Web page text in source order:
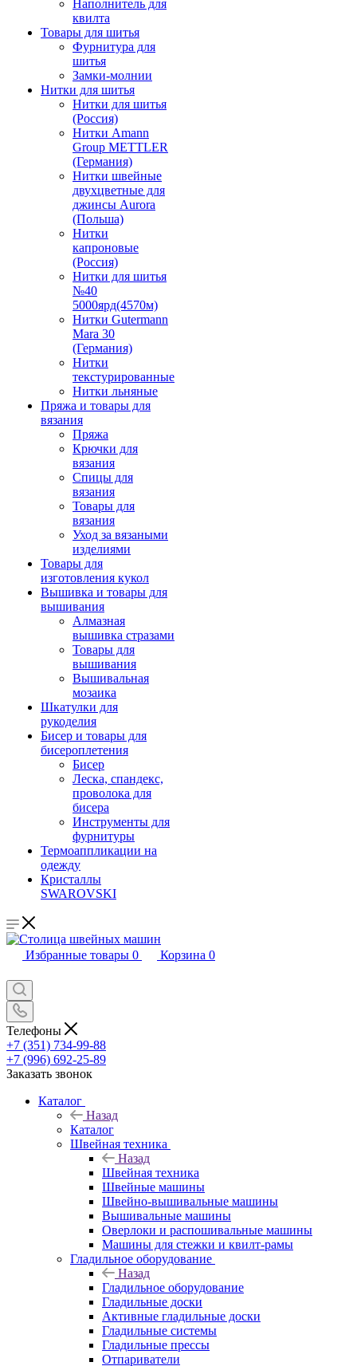
Наполнитель для
квилта
Товары для шитья
Фурнитура для
шитья
Замки-молнии
Нитки для шитья
Нитки для шитья
(Россия)
Нитки Amann
Group METTLER
(Германия)
Нитки швейные
двухцветные для
джинсы Aurora
(Польша)
Нитки
капроновые
(Россия)
Нитки для шитья
№40
5000ярд(4570м)
Нитки Gutermann
Mara 30
(Германия)
Нитки
текстурированные
Нитки льняные
Пряжа и товары для
вязания
Пряжа
Крючки для
вязания
Спицы для
вязания
Товары для
вязания
Уход за вязаными
изделиями
Товары для
изготовления кукол
Вышивка и товары для
вышивания
Алмазная
вышивка стразами
Товары для
вышивания
Вышивальная
мозаика
Шкатулки для
рукоделия
Бисер и товары для
бисероплетения
Бисер
Леска, спандекс,
проволока для
бисера
Инструменты для
фурнитуры
Термоаппликации на
одежду
Кристаллы
SWAROVSKI
Избранные товары 0 Корзина 0
Телефоны
+7 (351) 734-99-88
+7 (996) 692-25-89
Заказать звонок
Каталог
Назад
Каталог
Швейная техника
Назад
Швейная техника
Швейные машины
Швейно-вышивальные машины
Вышивальные машины
Оверлоки и распошивальные машины
Машины для стежки и квилт-рамы
Гладильное оборудование
Назад
Гладильное оборудование
Гладильные доски
Активные гладильные доски
Гладильные системы
Гладильные прессы
Отпариватели